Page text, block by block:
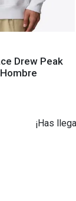
Drew Peak
¡Has